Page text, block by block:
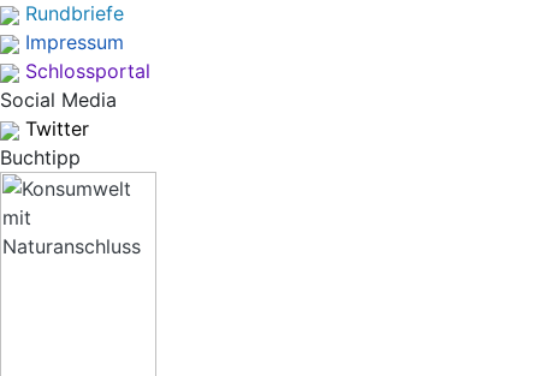
Rundbriefe
Impressum
Schlossportal
Social Media
Twitter
Buchtipp